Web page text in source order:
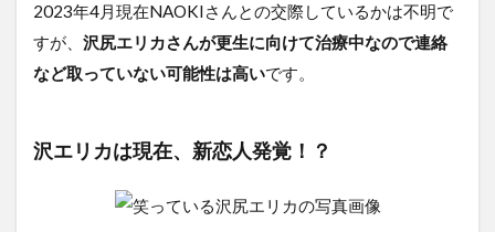
2023年4月現在NAOKIさんとの交際しているかは不明で
すが、 沢尻エリカさんが更生に向けて治療中なので連絡
など取っていない可能性は高いです。
沢エリカは現在、新恋人発覚！？